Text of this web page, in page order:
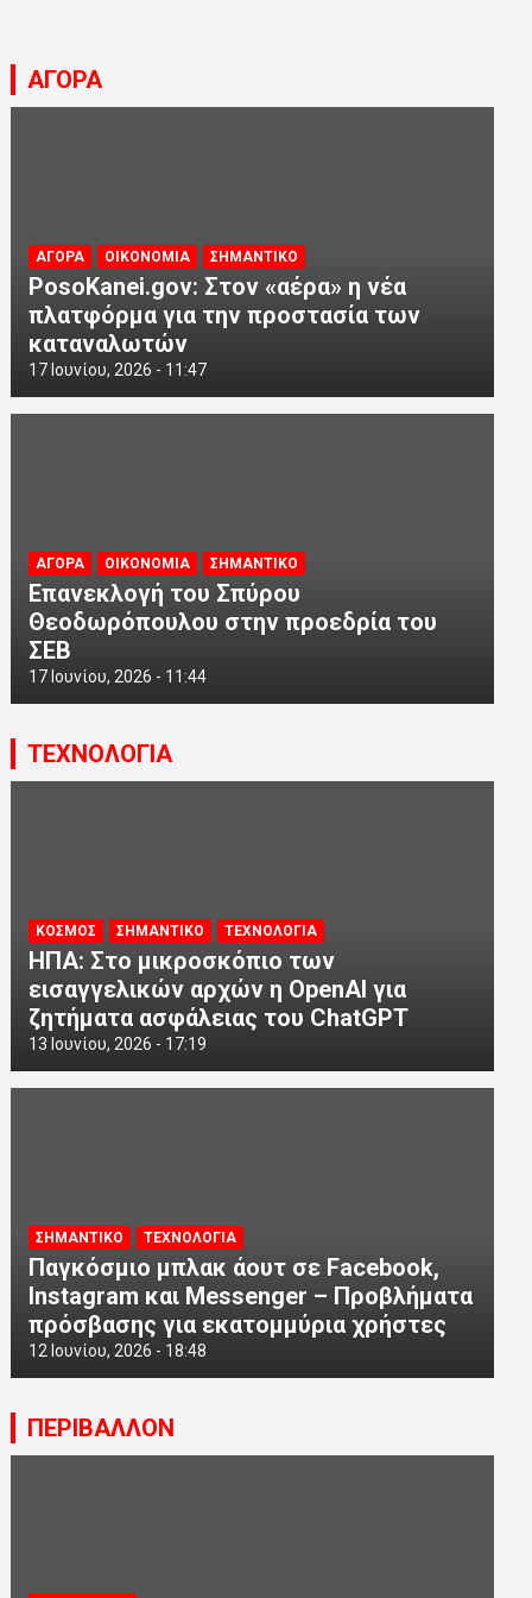
ΑΓΟΡΑ
ΑΓΟΡΑ ΟΙΚΟΝΟΜΙΑ ΣΗΜΑΝΤΙΚΟ
PosoKanei.gov: Στον «αέρα» η νέα
πλατφόρμα για την προστασία των
καταναλωτών
17 Ιουνίου, 2026 - 11:47
ΑΓΟΡΑ ΟΙΚΟΝΟΜΙΑ ΣΗΜΑΝΤΙΚΟ
Επανεκλογή του Σπύρου
Θεοδωρόπουλου στην προεδρία του
ΣΕΒ
17 Ιουνίου, 2026 - 11:44
ΤΕΧΝΟΛΟΓΙΑ
ΚΟΣΜΟΣ ΣΗΜΑΝΤΙΚΟ ΤΕΧΝΟΛΟΓΙΑ
ΗΠΑ: Στο μικροσκόπιο των
εισαγγελικών αρχών η OpenAI για
ζητήματα ασφάλειας του ChatGPT
13 Ιουνίου, 2026 - 17:19
ΣΗΜΑΝΤΙΚΟ ΤΕΧΝΟΛΟΓΙΑ
Παγκόσμιο μπλακ άουτ σε Facebook,
Instagram και Messenger – Προβλήματα
πρόσβασης για εκατομμύρια χρήστες
12 Ιουνίου, 2026 - 18:48
ΠΕΡΙΒΑΛΛΟΝ